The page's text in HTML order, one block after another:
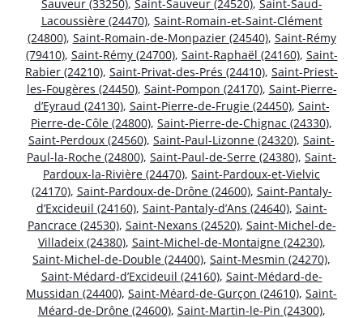
Sauveur (33250), Saint-Sauveur (24520), Saint-Saud-
Lacoussière (24470), Saint-Romain-et-Saint-Clément
(24800), Saint-Romain-de-Monpazier (24540), Saint-Rémy
(79410), Saint-Rémy (24700), Saint-Raphaël (24160), Saint-
Rabier (24210), Saint-Privat-des-Prés (24410), Saint-Priest-
les-Fougères (24450), Saint-Pompon (24170), Saint-Pierre-
d’Eyraud (24130), Saint-Pierre-de-Frugie (24450), Saint-
Pierre-de-Côle (24800), Saint-Pierre-de-Chignac (24330),
Saint-Perdoux (24560), Saint-Paul-Lizonne (24320), Saint-
Paul-la-Roche (24800), Saint-Paul-de-Serre (24380), Saint-
Pardoux-la-Rivière (24470), Saint-Pardoux-et-Vielvic
(24170), Saint-Pardoux-de-Drône (24600), Saint-Pantaly-
d’Excideuil (24160), Saint-Pantaly-d’Ans (24640), Saint-
Pancrace (24530), Saint-Nexans (24520), Saint-Michel-de-
Villadeix (24380), Saint-Michel-de-Montaigne (24230),
Saint-Michel-de-Double (24400), Saint-Mesmin (24270),
Saint-Médard-d’Excideuil (24160), Saint-Médard-de-
Mussidan (24400), Saint-Méard-de-Gurçon (24610), Saint-
Méard-de-Drône (24600), Saint-Martin-le-Pin (24300),